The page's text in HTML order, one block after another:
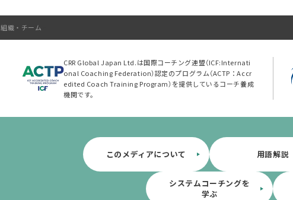
組織・チーム
CRR Global Japan Ltd.は国際コーチング連盟（ICF:Internati
onal Coaching Federation）認定のプログラム（ACTP：Accr
edited Coach Training Program）を提供しているコーチ養成
機関です。
このメディアについて 用語解説
システムコーチングを
学ぶ